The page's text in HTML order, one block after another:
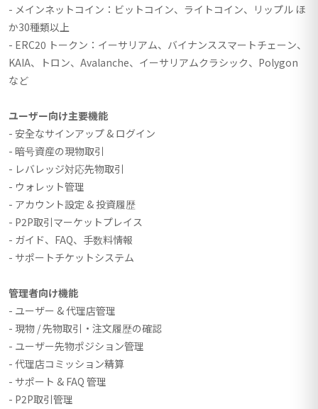
- メインネットコイン：ビットコイン、ライトコイン、リップル ほ
か30種類以上
- ERC20 トークン：イーサリアム、バイナンススマートチェーン、
KAIA、トロン、Avalanche、イーサリアムクラシック、Polygon
など
ユーザー向け主要機能
- 安全なサインアップ & ログイン
- 暗号資産の現物取引
- レバレッジ対応先物取引
- ウォレット管理
- アカウント設定 & 投資履歴
- P2P取引マーケットプレイス
- ガイド、FAQ、手数料情報
- サポートチケットシステム
管理者向け機能
- ユーザー & 代理店管理
- 現物 / 先物取引・注文履歴の確認
- ユーザー先物ポジション管理
- 代理店コミッション精算
- サポート & FAQ 管理
- P2P取引管理